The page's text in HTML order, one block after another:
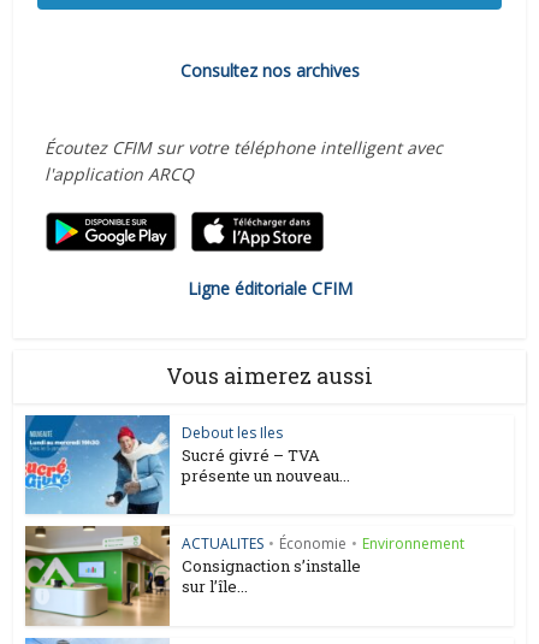
Consultez nos archives
Écoutez CFIM sur votre téléphone intelligent avec
l'application ARCQ
Ligne éditoriale CFIM
Vous aimerez aussi
Debout les Iles
Sucré givré – TVA
présente un nouveau...
ACTUALITES • Économie • Environnement
Consignaction s’installe
sur l’île...